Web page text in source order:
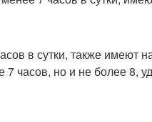
в сутки, также имеют
часов, но и не более 8,